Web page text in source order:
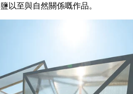
以至與自然關係嘅作品。